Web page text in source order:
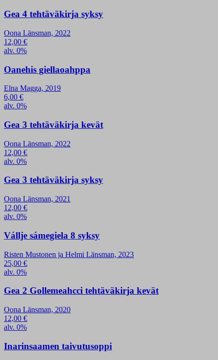
Gea 4 tehtäväkirja syksy
Oona Länsman, 2022
12,00 €
alv. 0%
Oanehis giellaoahppa
Elna Magga, 2019
6,00 €
alv. 0%
Gea 3 tehtäväkirja kevät
Oona Länsman, 2022
12,00 €
alv. 0%
Gea 3 tehtäväkirja syksy
Oona Länsman, 2021
12,00 €
alv. 0%
Vállje sámegiela 8 syksy
Risten Mustonen ja Helmi Länsman, 2023
25,00 €
alv. 0%
Gea 2 Gollemeahcci tehtäväkirja kevät
Oona Länsman, 2020
12,00 €
alv. 0%
Inarinsaamen taivutusoppi